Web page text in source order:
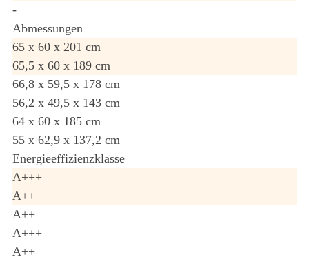
-
Abmessungen
65 x 60 x 201 cm
65,5 x 60 x 189 cm
66,8 x 59,5 x 178 cm
56,2 x 49,5 x 143 cm
64 x 60 x 185 cm
55 x 62,9 x 137,2 cm
Energieeffizienzklasse
A+++
A++
A++
A+++
A++